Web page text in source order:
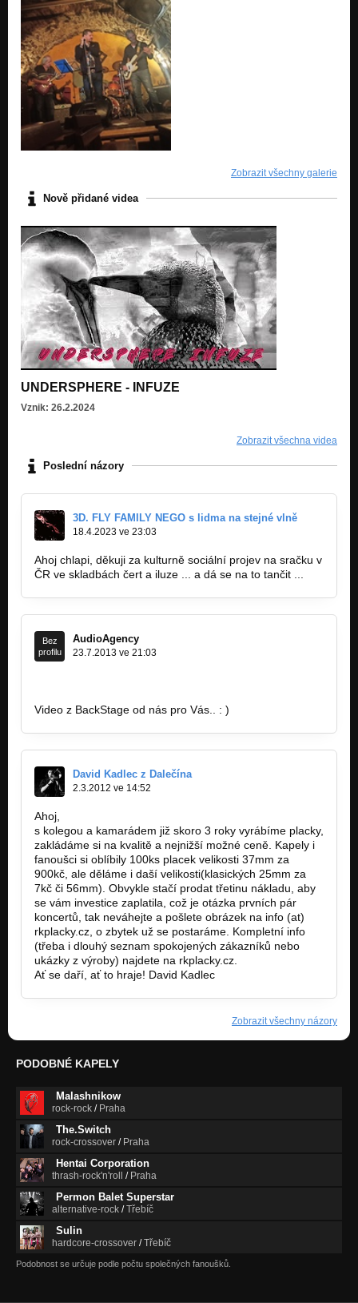
Zobrazit všechny galerie
Nově přidané videa
UNDERSPHERE - INFUZE
Vznik: 26.2.2024
Zobrazit všechna videa
Poslední názory
3D. FLY FAMILY NEGO s lidma na stejné vlně
18.4.2023 ve 23:03
Ahoj chlapi, děkuji za kulturně sociální projev na sračku v
ČR ve skladbách čert a iluze ... a dá se na to tančit ...
Bez
profilu
AudioAgency
23.7.2013 ve 21:03
Video z BackStage od nás pro Vás.. : )
David Kadlec z Dalečína
2.3.2012 ve 14:52
Ahoj,
s kolegou a kamarádem již skoro 3 roky vyrábíme placky,
zakládáme si na kvalitě a nejnižší možné ceně. Kapely i
fanoušci si oblíbily 100ks placek velikosti 37mm za
900kč, ale děláme i daší velikosti(klasických 25mm za
7kč či 56mm). Obvykle stačí prodat třetinu nákladu, aby
se vám investice zaplatila, což je otázka prvních pár
koncertů, tak neváhejte a pošlete obrázek na info (at)
rkplacky.cz, o zbytek už se postaráme. Kompletní info
(třeba i dlouhý seznam spokojených zákazníků nebo
ukázky z výroby) najdete na rkplacky.cz.
Ať se daří, ať to hraje! David Kadlec
Zobrazit všechny názory
PODOBNÉ KAPELY
Malashnikow
rock-rock / Praha
The.Switch
rock-crossover / Praha
Hentai Corporation
thrash-rock'n'roll / Praha
Permon Balet Superstar
alternative-rock /Třebíč
Sulin
hardcore-crossover /Třebíč
Podobnost se určuje podle počtu společných fanoušků.